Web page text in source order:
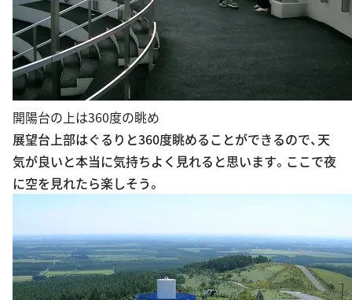
開陽台の上は360度の眺め
展望台上部はぐるりと360度眺めることができるので、天
気が良いと本当に気持ちよく見れると思います。ここで夜
に空を見れたら楽しそう。